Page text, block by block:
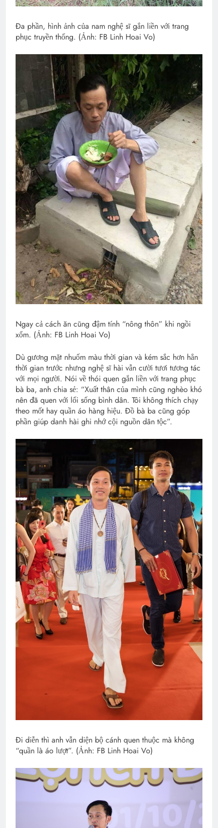
Đa phần, hình ảnh của nam nghệ sĩ gắn liền với trang
phục truyền thống. (Ảnh: FB Linh Hoai Vo)
Ngay cả cách ăn cũng đậm tính “nông thôn” khi ngồi
xổm. (Ảnh: FB Linh Hoai Vo)
Dù gương mặt nhuốm màu thời gian và kém sắc hơn hẳn
thời gian trước nhưng nghệ sĩ hài vẫn cười tươi tương tác
với mọi người. Nói về thói quen gắn liền với trang phục
bà ba, anh chia sẻ: “Xuất thân của mình cũng nghèo khó
nên đã quen với lối sống bình dân. Tôi không thích chạy
theo mốt hay quần áo hàng hiệu. Đồ bà ba cũng góp
phần giúp danh hài ghi nhớ cội nguồn dân tộc”.
Đi diễn thì anh vẫn diện bộ cánh quen thuộc mà không
“quần là áo lượt”. (Ảnh: FB Linh Hoai Vo)